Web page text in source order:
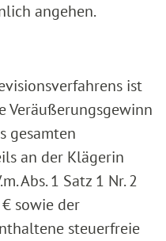
angehen.
ist
Veräußerungsgewinn
gesamten
an der Klägerin
Abs. 1 Satz 1 Nr. 2
sowie der
steuerfreie